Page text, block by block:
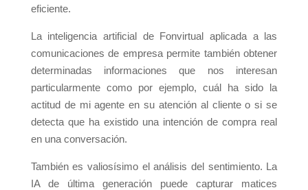
eficiente.
La inteligencia artificial de Fonvirtual aplicada a las
comunicaciones de empresa permite también obtener
determinadas informaciones que nos interesan
particularmente como por ejemplo, cuál ha sido la
actitud de mi agente en su atención al cliente o si se
detecta que ha existido una intención de compra real
en una conversación.
También es valiosísimo el análisis del sentimiento. La
IA de última generación puede capturar matices